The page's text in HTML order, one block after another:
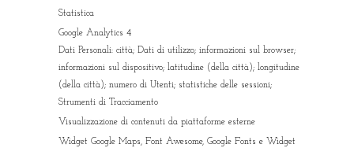
Statistica
Google Analytics 4
Dati Personali: città; Dati di utilizzo; informazioni sul browser;
informazioni sul dispositivo; latitudine (della città); longitudine
(della città); numero di Utenti; statistiche delle sessioni;
Strumenti di Tracciamento
Visualizzazione di contenuti da piattaforme esterne
Widget Google Maps, Font Awesome, Google Fonts e Widget